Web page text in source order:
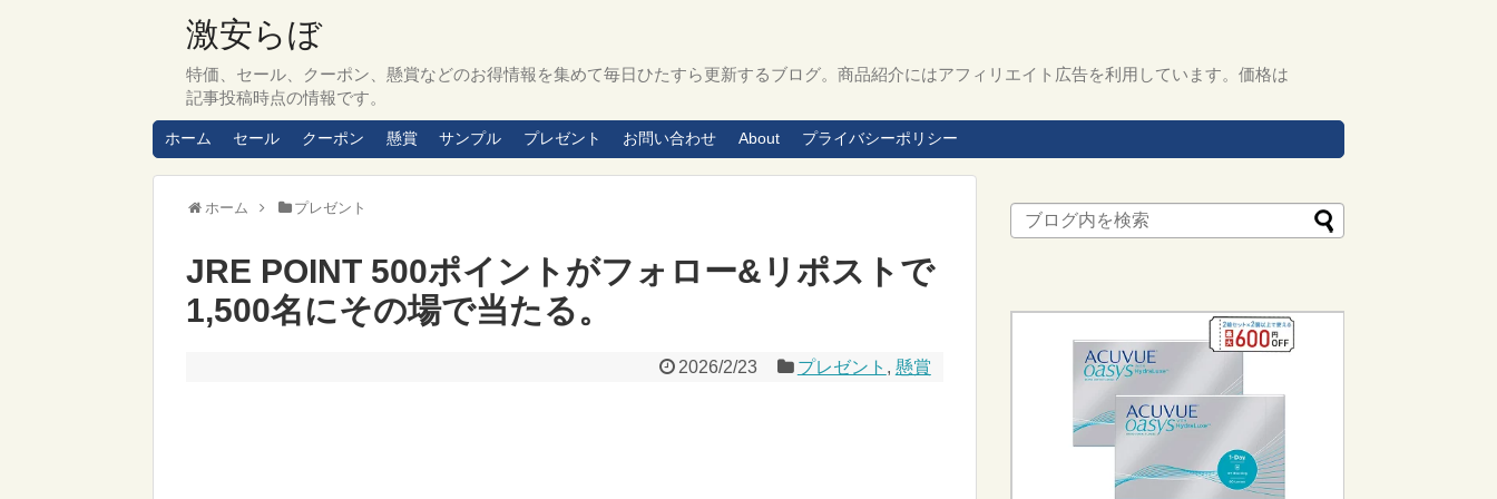
激安らぼ
特価、セール、クーポン、懸賞などのお得情報を集めて毎日ひたすら更新するブログ。商品紹介にはアフィリエイト広告を利用しています。価格は
記事投稿時点の情報です。
ホーム セール クーポン 懸賞 サンプル プレゼント お問い合わせ About プライバシーポリシー
ホーム プレゼント
JRE POINT 500ポイントがフォロー&リポストで
1,500名にその場で当たる。
2026/2/23 プレゼント , 懸賞